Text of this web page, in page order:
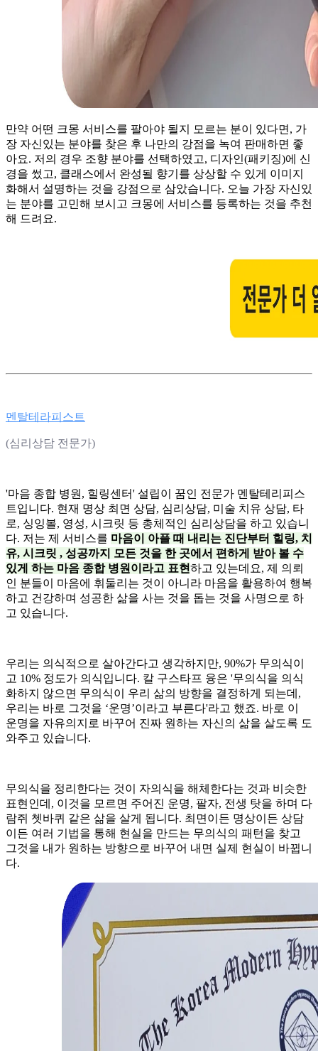
만약 어떤 크몽 서비스를 팔아야 될지 모르는 분이 있다면, 가
장 자신있는 분야를 찾은 후 나만의 강점을 녹여 판매하면 좋
아요. 저의 경우 조향 분야를 선택하였고, 디자인(패키징)에 신
경을 썼고, 클래스에서 완성될 향기를 상상할 수 있게 이미지
화해서 설명하는 것을 강점으로 삼았습니다. 오늘 가장 자신있
는 분야를 고민해 보시고 크몽에 서비스를 등록하는 것을 추천
해 드려요.
멘탈테라피스트
(심리상담 전문가)
'마음 종합 병원, 힐링센터' 설립이 꿈인 전문가 멘탈테리피스
트입니다. 현재 명상 최면 상담, 심리상담, 미술 치유 상담, 타
로, 싱잉볼, 영성, 시크릿 등 총체적인 심리상담을 하고 있습니
다. 저는 제 서비스를 마음이 아플 때 내리는 진단부터 힐링, 치
유, 시크릿 , 성공까지 모든 것을 한 곳에서 편하게 받아 볼 수
있게 하는 마음 종합 병원이라고 표현하고 있는데요, 제 의뢰
인 분들이 마음에 휘둘리는 것이 아니라 마음을 활용하여 행복
하고 건강하며 성공한 삶을 사는 것을 돕는 것을 사명으로 하
고 있습니다.
우리는 의식적으로 살아간다고 생각하지만, 90%가 무의식이
고 10% 정도가 의식입니다. 칼 구스타프 융은 '무의식을 의식
화하지 않으면 무의식이 우리 삶의 방향을 결정하게 되는데,
우리는 바로 그것을 ‘운명’이라고 부른다'라고 했죠. 바로 이
운명을 자유의지로 바꾸어 진짜 원하는 자신의 삶을 살도록 도
와주고 있습니다.
무의식을 정리한다는 것이 자의식을 해체한다는 것과 비슷한
표현인데, 이것을 모르면 주어진 운명, 팔자, 전생 탓을 하며 다
람쥐 쳇바퀴 같은 삶을 살게 됩니다. 최면이든 명상이든 상담
이든 여러 기법을 통해 현실을 만드는 무의식의 패턴을 찾고
그것을 내가 원하는 방향으로 바꾸어 내면 실제 현실이 바뀝니
다.